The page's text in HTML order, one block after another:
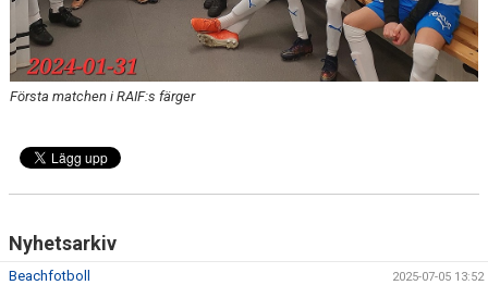
Första matchen i RAIF:s färger
Nyhetsarkiv
Beachfotboll 2025-07-05 13:52